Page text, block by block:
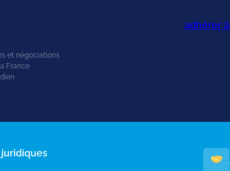
adhérer à
et négociations
France